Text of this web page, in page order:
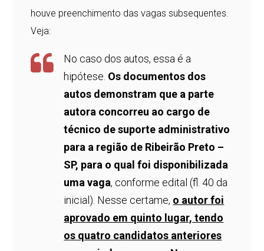
houve preenchimento das vagas subsequentes.
Veja:
No caso dos autos, essa é a
hipótese. Os documentos dos
autos demonstram que a parte
autora concorreu ao cargo de
técnico de suporte administrativo
para a região de Ribeirão Preto –
SP, para o qual foi disponibilizada
uma vaga, conforme edital (fl. 40 da
inicial). Nesse certame, o autor foi
aprovado em quinto lugar, tendo
os quatro candidatos anteriores